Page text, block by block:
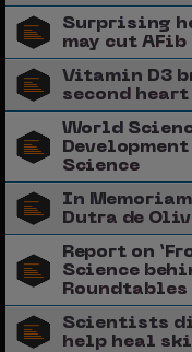
Surprising
may cut
Vitamin D3
second
World
Science
In
Dutra de
Report on
Science
Roundtables
Scientists
help heal